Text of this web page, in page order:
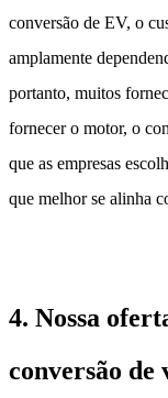
conversão de EV, o
amplamente
portanto, muitos
fornecer o motor, o
que as empresas
que melhor se alinha
4. Nossa
conversão de